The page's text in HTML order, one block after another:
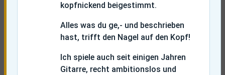
kopfnickend beigestimmt.
Alles was du ge,- und beschrieben
hast, trifft den Nagel auf den Kopf!
Ich spiele auch seit einigen Jahren
Gitarre, recht ambitionslos und